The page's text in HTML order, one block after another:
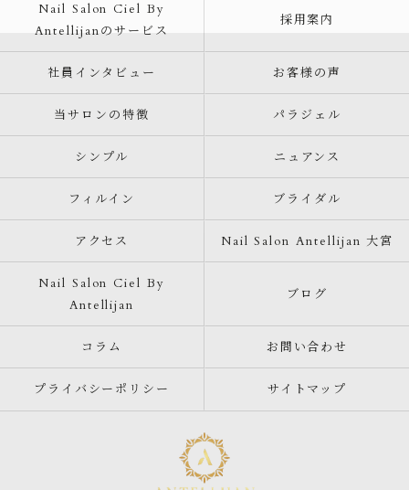
Nail Salon Ciel By
Antellijanのサービス
採用案内
社員インタビュー お客様の声
当サロンの特徴 パラジェル
シンプル ニュアンス
フィルイン ブライダル
アクセス Nail Salon Antellijan 大宮
Nail Salon Ciel By
Antellijan
ブログ
コラム お問い合わせ
プライバシーポリシー サイトマップ